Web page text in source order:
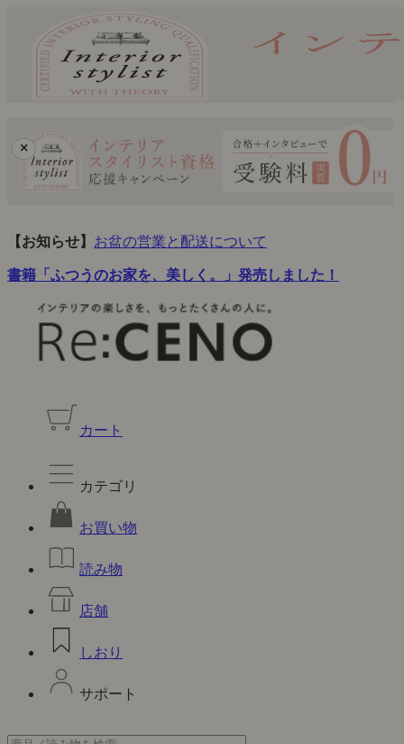
×
【お知らせ】 お盆の営業と配送について
書籍「ふつうのお家を、美しく。」発売しました！
カート
カテゴリ
お買い物
読み物
店舗
しおり
サポート